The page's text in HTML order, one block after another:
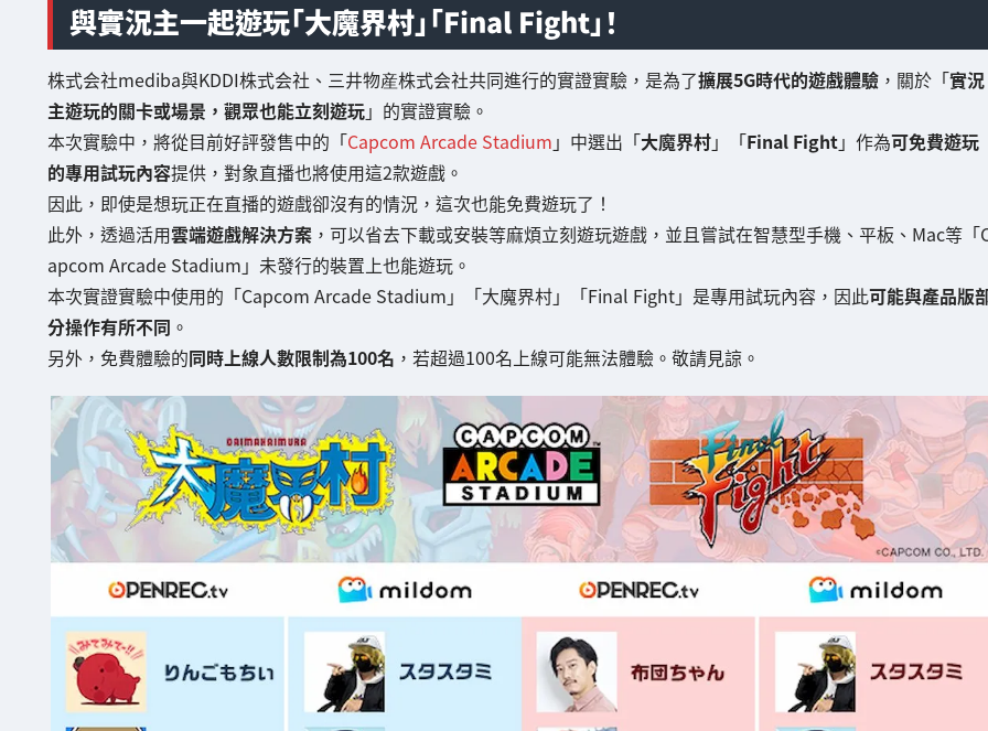
與實況主一起遊玩「大魔界村」「Final Fight」！
株式会社mediba與KDDI株式会社、三井物産株式会社共同進行的實證實驗，是為了擴展5G時代的遊戲體驗，關於「實況
主遊玩的關卡或場景，觀眾也能立刻遊玩」的實證實驗。
本次實驗中，將從目前好評發售中的「Capcom Arcade Stadium 」中選出「大魔界村」「Final Fight」作為可免費遊玩
的專用試玩內容提供，對象直播也將使用這2款遊戲。
因此，即使是想玩正在直播的遊戲卻沒有的情況，這次也能免費遊玩了！
此外，透過活用雲端遊戲解決方案，可以省去下載或安裝等麻煩立刻遊玩遊戲，並且嘗試在智慧型手機、平板、Mac等「
apcom Arcade Stadium」未發行的裝置上也能遊玩。
本次實證實驗中使用的「Capcom Arcade Stadium」「大魔界村」「Final Fight」是專用試玩內容，因此可能與產品版
分操作有所不同 。
另外，免費體驗的同時上線人數限制為100名 ，若超過100名上線可能無法體驗。敬請見諒。